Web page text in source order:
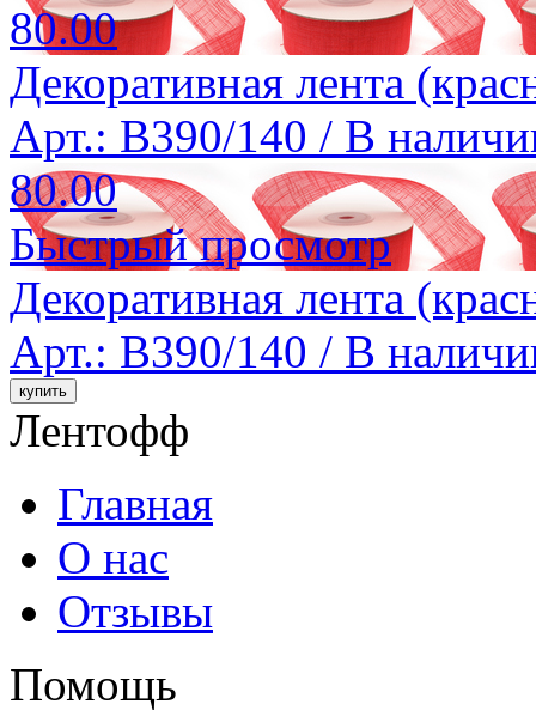
80.00
Декоративная лента
Арт.: B390/140 / В
80.00
Быстрый просмотр
Декоративная лента
Арт.: B390/140 / В
Лентофф
Главная
О нас
Отзывы
Помощь